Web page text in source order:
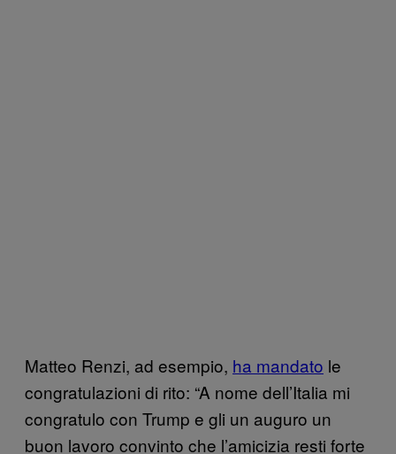
Matteo Renzi, ad esempio, ha mandato le
congratulazioni di rito: “A nome dell’Italia mi
congratulo con Trump e gli un auguro un
buon lavoro convinto che l’amicizia resti forte